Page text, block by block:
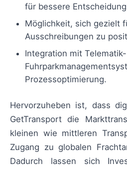
für bessere
Möglichkeit, sich gezielt
Ausschreibungen zu
Integration mit
Prozessoptimierung.
Hervorzuheben ist, dass
GetTransport die
kleinen wie mittleren
Zugang zu globalen
Dadurch lassen sich